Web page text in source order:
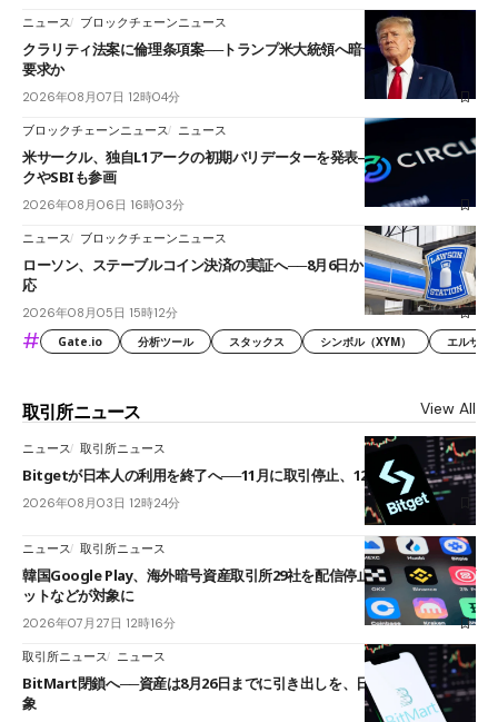
ニュース ブロックチェーンニュース
クラリティ法案に倫理条項案──トランプ米大統領へ暗号資産事業の売却
要求か
2026年08月07日 12時04分
ブロックチェーンニュース ニュース
米サークル、独自L1アークの初期バリデーターを発表――ブラックロッ
クやSBIも参画
2026年08月06日 16時03分
ニュース ブロックチェーンニュース
ローソン、ステーブルコイン決済の実証へ──8月6日からJPYCやUSDC対
応
2026年08月05日 15時12分
# Gate.io 分析ツール スタックス シンボル（XYM） エルサル
取引所ニュース View All
ニュース 取引所ニュース
Bitgetが日本人の利用を終了へ──11月に取引停止、12月末に強制決済
2026年08月03日 12時24分
ニュース 取引所ニュース
韓国Google Play、海外暗号資産取引所29社を配信停止──OKXやバイビ
ットなどが対象に
2026年07月27日 12時16分
取引所ニュース ニュース
BitMart閉鎖へ──資産は8月26日までに引き出しを、日本人利用者も対
象